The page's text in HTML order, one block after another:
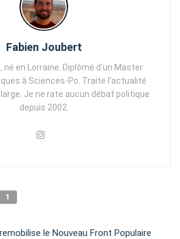
Fabien Joubert
né en Lorraine. Diplômé d'un Master
à Sciences-Po. Traite l'actualité
Je ne rate aucun débat politique
depuis 2002.
1
le Nouveau Front Populaire